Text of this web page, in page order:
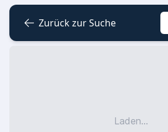
Zurück zur Suche
Laden...